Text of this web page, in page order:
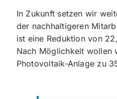
In Zukunft setzen wir
der nachhaltigeren
ist eine Reduktion von
Nach Möglichkeit wollen
Photovoltaik-Anlage zu